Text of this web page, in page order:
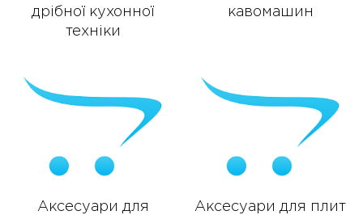
дрібної кухонної
техніки
кавомашин
Аксесуари для
Аксесуари для плит